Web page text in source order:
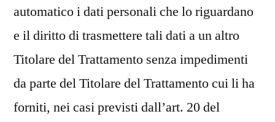
automatico i dati personali che lo riguardano
e il diritto di trasmettere tali dati a un altro
Titolare del Trattamento senza impedimenti
da parte del Titolare del Trattamento cui li ha
forniti, nei casi previsti dall’art. 20 del